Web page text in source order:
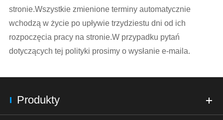
stronie.Wszystkie zmienione terminy automatycznie
wchodzą w życie po upływie trzydziestu dni od ich
rozpoczęcia pracy na stronie.W przypadku pytań
dotyczących tej polityki prosimy o wysłanie e-maila.
Produkty